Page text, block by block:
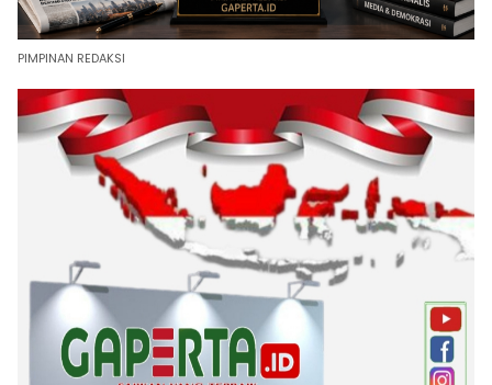
PIMPINAN REDAKSI